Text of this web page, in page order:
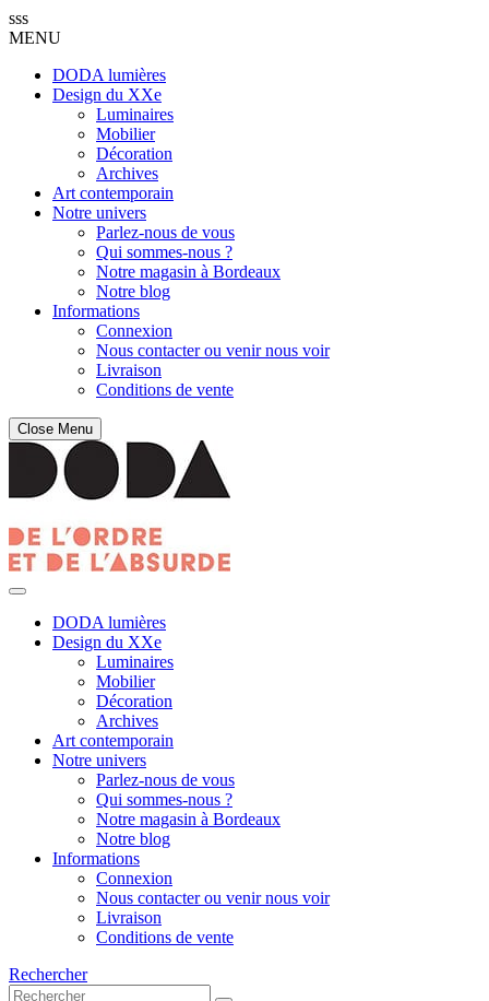
sss
MENU
DODA lumières
Design du XXe
Luminaires
Mobilier
Décoration
Archives
Art contemporain
Notre univers
Parlez-nous de vous
Qui sommes-nous ?
Notre magasin à Bordeaux
Notre blog
Informations
Connexion
Nous contacter ou venir nous voir
Livraison
Conditions de vente
Close Menu
DODA lumières
Design du XXe
Luminaires
Mobilier
Décoration
Archives
Art contemporain
Notre univers
Parlez-nous de vous
Qui sommes-nous ?
Notre magasin à Bordeaux
Notre blog
Informations
Connexion
Nous contacter ou venir nous voir
Livraison
Conditions de vente
Rechercher